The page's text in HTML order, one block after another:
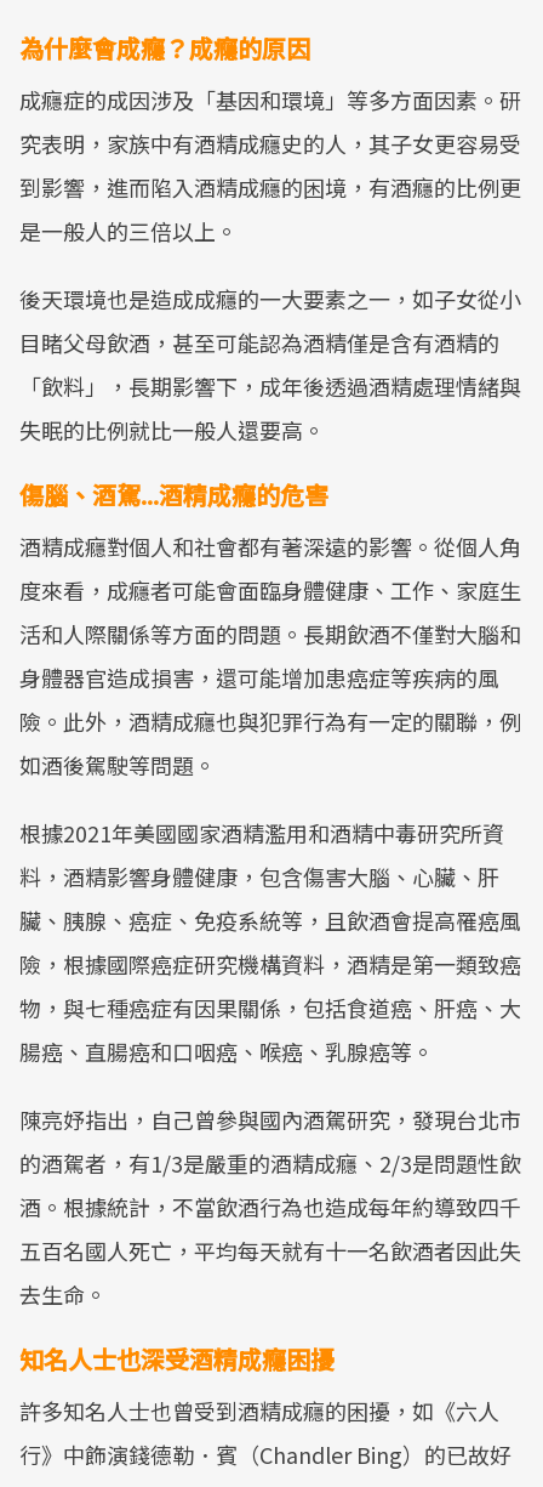
為什麼會成癮？成癮的原因
成癮症的成因涉及「基因和環境」等多方面因素。研
究表明，家族中有酒精成癮史的人，其子女更容易受
到影響，進而陷入酒精成癮的困境，有酒癮的比例更
是一般人的三倍以上。
後天環境也是造成成癮的一大要素之一，如子女從小
目睹父母飲酒，甚至可能認為酒精僅是含有酒精的
「飲料」，長期影響下，成年後透過酒精處理情緒與
失眠的比例就比一般人還要高。
傷腦、酒駕...酒精成癮的危害
酒精成癮對個人和社會都有著深遠的影響。從個人角
度來看，成癮者可能會面臨身體健康、工作、家庭生
活和人際關係等方面的問題。長期飲酒不僅對大腦和
身體器官造成損害，還可能增加患癌症等疾病的風
險。此外，酒精成癮也與犯罪行為有一定的關聯，例
如酒後駕駛等問題。
根據2021年美國國家酒精濫用和酒精中毒研究所資
料，酒精影響身體健康，包含傷害大腦、心臟、肝
臟、胰腺、癌症、免疫系統等，且飲酒會提高罹癌風
險，根據國際癌症研究機構資料，酒精是第一類致癌
物，與七種癌症有因果關係，包括食道癌、肝癌、大
腸癌、直腸癌和口咽癌、喉癌、乳腺癌等。
陳亮妤指出，自己曾參與國內酒駕研究，發現台北市
的酒駕者，有1/3是嚴重的酒精成癮、2/3是問題性飲
酒。根據統計，不當飲酒行為也造成每年約導致四千
五百名國人死亡，平均每天就有十一名飲酒者因此失
去生命。
知名人士也深受酒精成癮困擾
許多知名人士也曾受到酒精成癮的困擾，如《六人
行》中飾演錢德勒．賓（Chandler Bing）的已故好